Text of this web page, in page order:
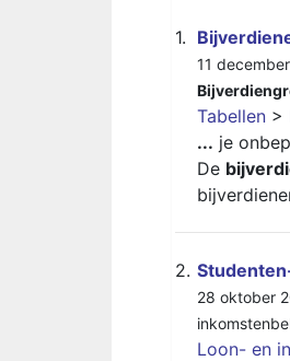
1.
11
Tabellen >
... je
De
2.
28 oktober
Loon- en